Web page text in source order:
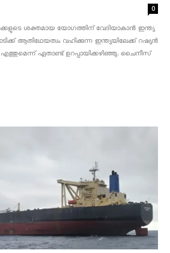
0
ശക്തമായ യോഗത്തിന് വേദിയാകാൻ ഇന്ത്യ
ആതിഥേയത്വം വഹിക്കുന്ന ഇന്ത്യയിലേക്ക് റഷ്യൻ
എത്തുമെന്ന് ഏതാണ്ട് ഉറപ്പായിക്കഴിഞ്ഞു. ചൈനീസ്